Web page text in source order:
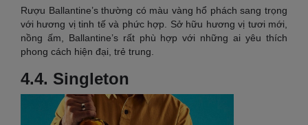
Rượu Ballantine’s thường có màu vàng hổ phách sang trọng
với hương vị tinh tế và phức hợp. Sở hữu hương vị tươi mới,
nồng ấm, Ballantine’s rất phù hợp với những ai yêu thích
phong cách hiện đại, trẻ trung.
4.4. Singleton